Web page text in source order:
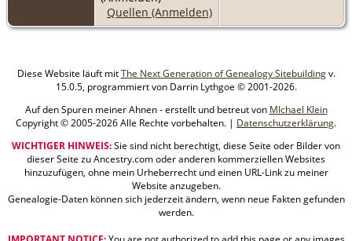
Quellen (Anmelden)
Diese Website läuft mitThe Next Generation of Genealogy Sitebuildingv.
15.0.5, programmiert von Darrin Lythgoe © 2001-2026.
Auf den Spuren meiner Ahnen - erstellt und betreut von MIchael Klein
Copyright © 2005-2026 Alle Rechte vorbehalten. | Datenschutzerklärung.
WICHTIGER HINWEIS:Sie sind nicht berechtigt, diese Seite oder Bilder von
dieser Seite zu Ancestry.com oder anderen kommerziellen Websites
hinzuzufügen, ohne mein Urheberrecht und einen URL-Link zu meiner
Website anzugeben.
Genealogie-Daten können sich jederzeit ändern, wenn neue Fakten gefunden
werden.